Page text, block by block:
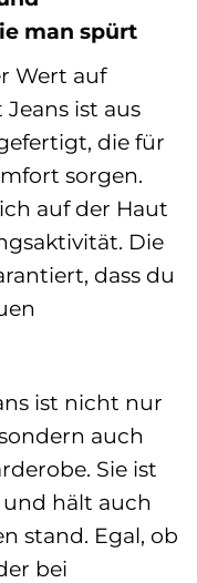
man spürt
Wert auf
ist aus
die für
sorgen.
auf der Haut
Die
dass du
ist nicht nur
auch
Sie ist
hält auch
stand. Egal, ob
bei